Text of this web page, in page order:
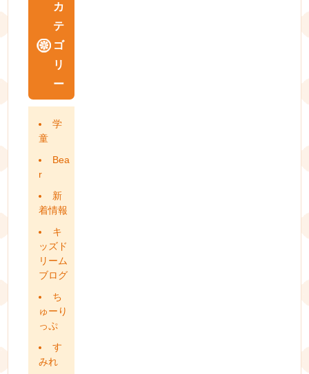
カ
テ
ゴ
リ
ー
学
童
Bea
r
新
着情報
キ
ッズド
リーム
ブログ
ち
ゅーり
っぷ
す
みれ